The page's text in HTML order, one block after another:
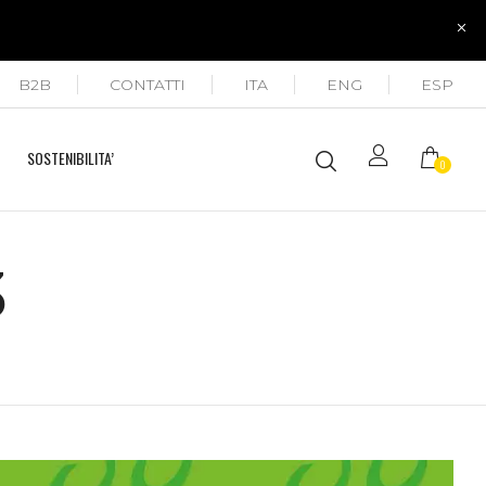
B2B CONTATTI ITA ENG ESP
SOSTENIBILITA’ 0